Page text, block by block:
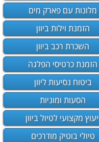
מלונות עם פארק מים
הזמנת וילות ביוון
השכרת רכב ביוון
הזמנת כרטיסי הפלגה
ביטוח נסיעות ליוון
הסעות ומוניות
מקצועי לטיול ביוון
טיולי בוטיק מודרכים